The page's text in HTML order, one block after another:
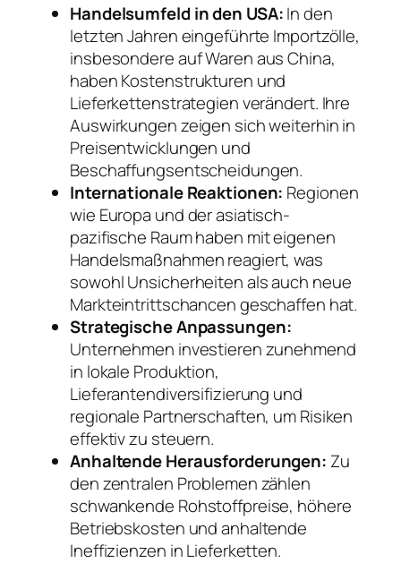
Handelsumfeld in den USA:In den
letzten Jahren eingeführte Importzölle,
insbesondere auf Waren aus China,
haben Kostenstrukturen und
Lieferkettenstrategien verändert. Ihre
Auswirkungen zeigen sich weiterhin in
Preisentwicklungen und
Beschaffungsentscheidungen.
Internationale Reaktionen: Regionen
wie Europa und der asiatisch-
pazifische Raum haben mit eigenen
Handelsmaßnahmen reagiert, was
sowohl Unsicherheiten als auch neue
Markteintrittschancen geschaffen hat.
Strategische Anpassungen:
Unternehmen investieren zunehmend
in lokale Produktion,
Lieferantendiversifizierung und
regionale Partnerschaften, um Risiken
effektiv zu steuern.
Anhaltende Herausforderungen: Zu
den zentralen Problemen zählen
schwankende Rohstoffpreise, höhere
Betriebskosten und anhaltende
Ineffizienzen in Lieferketten.